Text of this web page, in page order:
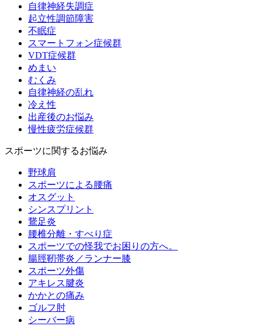
自律神経失調症
起立性調節障害
不眠症
スマートフォン症候群
VDT症候群
めまい
むくみ
自律神経の乱れ
冷え性
出産後のお悩み
慢性疲労症候群
スポーツに関するお悩み
野球肩
スポーツによる腰痛
オスグット
シンスプリント
鵞足炎
腰椎分離・すべり症
スポーツでの怪我でお困りの方へ。
腸脛靭帯炎／ランナー膝
スポーツ外傷
アキレス腱炎
かかとの痛み
ゴルフ肘
シーバー病